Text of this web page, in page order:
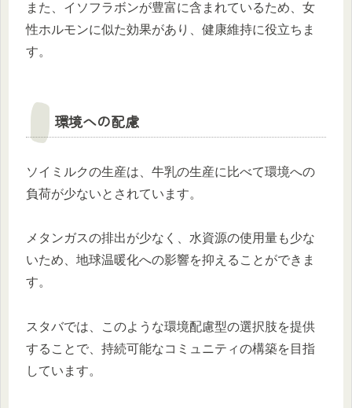
また、イソフラボンが豊富に含まれているため、女
性ホルモンに似た効果があり、健康維持に役立ちま
す。
環境への配慮
ソイミルクの生産は、牛乳の生産に比べて環境への
負荷が少ないとされています。
メタンガスの排出が少なく、水資源の使用量も少な
いため、地球温暖化への影響を抑えることができま
す。
スタバでは、このような環境配慮型の選択肢を提供
することで、持続可能なコミュニティの構築を目指
しています。